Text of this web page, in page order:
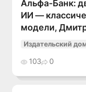
Альфа-Банк:
ИИ —
модели,
Издательский
103 0